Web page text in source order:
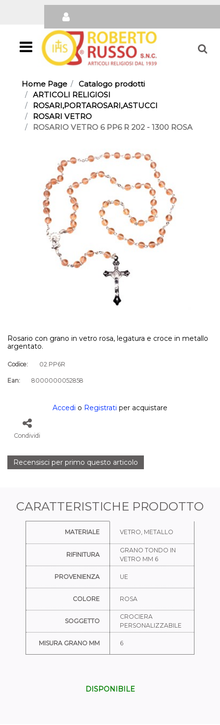
Open
Home Page
Catalogo prodotti
ARTICOLI RELIGIOSI
ROSARI,PORTAROSARI,ASTUCCI
ROSARI VETRO
ROSARIO VETRO 6 PP6 R 202 - 1300 ROSA
Rosario con grano in vetro rosa, legatura e croce in metallo
argentato.
Codice: 02.PP6R
Ean: 8000000052858
Accedi o Registrati per acquistare
Condividi
Recensisci per primo questo articolo
CARATTERISTICHE PRODOTTO
MATERIALE VETRO, METALLO
RIFINITURA
GRANO TONDO IN
VETRO MM 6
PROVENIENZA UE
COLORE ROSA
SOGGETTO
CROCIERA
PERSONALIZZABILE
MISURA GRANO MM 6
DISPONIBILE